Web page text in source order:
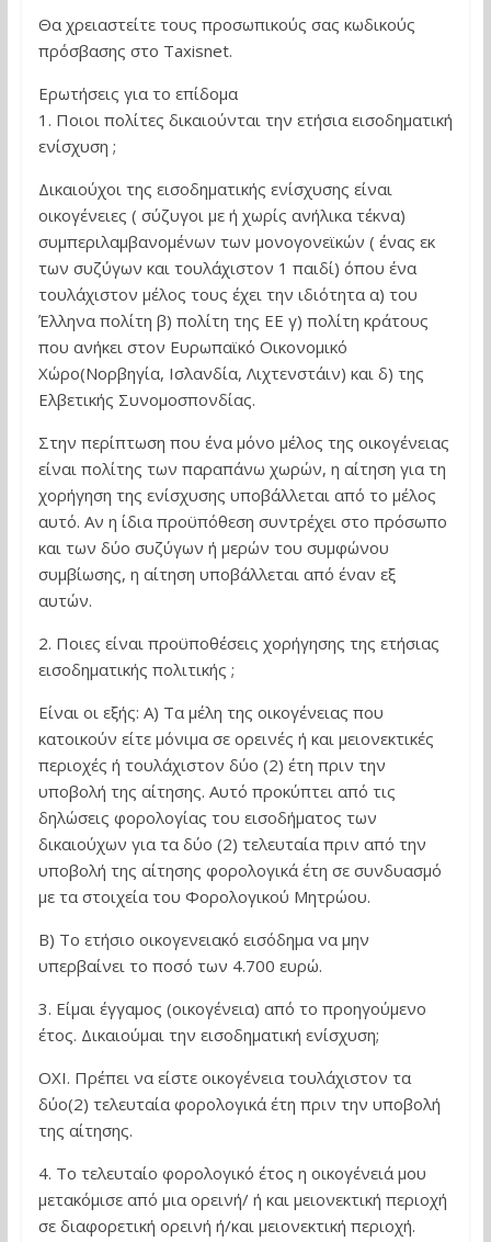
Θα χρειαστείτε τους προσωπικούς σας κωδικούς
πρόσβασης στο Taxisnet.
Ερωτήσεις για το επίδομα
1. Ποιοι πολίτες δικαιούνται την ετήσια εισοδηματική
ενίσχυση ;
Δικαιούχοι της εισοδηματικής ενίσχυσης είναι
οικογένειες ( σύζυγοι με ή χωρίς ανήλικα τέκνα)
συμπεριλαμβανομένων των μονογονεϊκών ( ένας εκ
των συζύγων και τουλάχιστον 1 παιδί) όπου ένα
τουλάχιστον μέλος τους έχει την ιδιότητα α) του
Έλληνα πολίτη β) πολίτη της ΕΕ γ) πολίτη κράτους
που ανήκει στον Ευρωπαϊκό Οικονομικό
Χώρο(Νορβηγία, Ισλανδία, Λιχτενστάιν) και δ) της
Ελβετικής Συνομοσπονδίας.
Στην περίπτωση που ένα μόνο μέλος της οικογένειας
είναι πολίτης των παραπάνω χωρών, η αίτηση για τη
χορήγηση της ενίσχυσης υποβάλλεται από το μέλος
αυτό. Αν η ίδια προϋπόθεση συντρέχει στο πρόσωπο
και των δύο συζύγων ή μερών του συμφώνου
συμβίωσης, η αίτηση υποβάλλεται από έναν εξ
αυτών.
2. Ποιες είναι προϋποθέσεις χορήγησης της ετήσιας
εισοδηματικής πολιτικής ;
Είναι οι εξής: Α) Τα μέλη της οικογένειας που
κατοικούν είτε μόνιμα σε ορεινές ή και μειονεκτικές
περιοχές ή τουλάχιστον δύο (2) έτη πριν την
υποβολή της αίτησης. Αυτό προκύπτει από τις
δηλώσεις φορολογίας του εισοδήματος των
δικαιούχων για τα δύο (2) τελευταία πριν από την
υποβολή της αίτησης φορολογικά έτη σε συνδυασμό
με τα στοιχεία του Φορολογικού Μητρώου.
Β) Το ετήσιο οικογενειακό εισόδημα να μην
υπερβαίνει το ποσό των 4.700 ευρώ.
3. Είμαι έγγαμος (οικογένεια) από το προηγούμενο
έτος. Δικαιούμαι την εισοδηματική ενίσχυση;
ΟΧΙ. Πρέπει να είστε οικογένεια τουλάχιστον τα
δύο(2) τελευταία φορολογικά έτη πριν την υποβολή
της αίτησης.
4. Το τελευταίο φορολογικό έτος η οικογένειά μου
μετακόμισε από μια ορεινή/ ή και μειονεκτική περιοχή
σε διαφορετική ορεινή ή/και μειονεκτική περιοχή.